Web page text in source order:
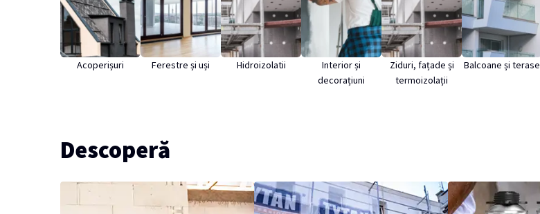
Acoperișuri Ferestre și uși Hidroizolatii
Interior și
decorațiuni
Ziduri, fațade și
termoizolații
Balcoane și terase
Descoperă